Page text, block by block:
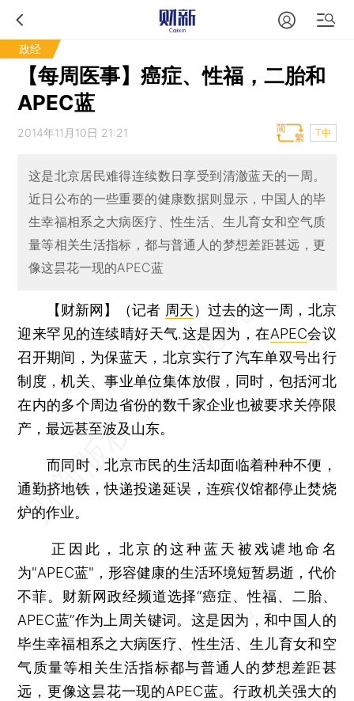
政经
【每周医事】癌症、性福，二胎和
APEC蓝
2014年11月10日 21:21 T中
这是北京居民难得连续数日享受到清澈蓝天的一周。
近日公布的一些重要的健康数据则显示，中国人的毕
生幸福相系之大病医疗、性生活、生儿育女和空气质
量等相关生活指标，都与普通人的梦想差距甚远，更
像这昙花一现的APEC蓝
【财新网】（记者 周天） 过去的这一周，北京
迎来罕见的连续晴好天气.这是因为，在APEC会议
召开期间，为保蓝天，北京实行了汽车单双号出行
制度，机关、事业单位集体放假，同时，包括河北
在内的多个周边省份的数千家企业也被要求关停限
产，最远甚至波及山东。
而同时，北京市民的生活却面临着种种不便，
通勤挤地铁，快递投递延误，连殡仪馆都停止焚烧
炉的作业。
正因此，北京的这种蓝天被戏谑地命名
为"APEC蓝"，形容健康的生活环境短暂易逝，代价
不菲。财新网政经频道选择“癌症、性福、二胎、
APEC蓝”作为上周关键词。这是因为，和中国人的
毕生幸福相系之大病医疗、性生活、生儿育女和空
气质量等相关生活指标都与普通人的梦想差距甚
远，更像这昙花一现的APEC蓝。行政机关强大的